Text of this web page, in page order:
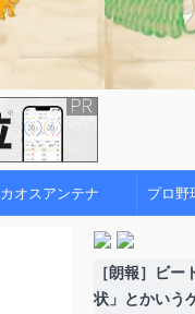
カオスアンテナ プロ野
［朗報］ビ
状」とかいう